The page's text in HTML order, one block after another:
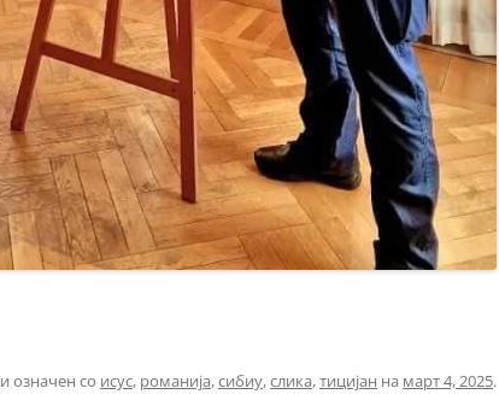
и означен со исус, романија,сибиу,слика,тицијан на март 4, 2025.